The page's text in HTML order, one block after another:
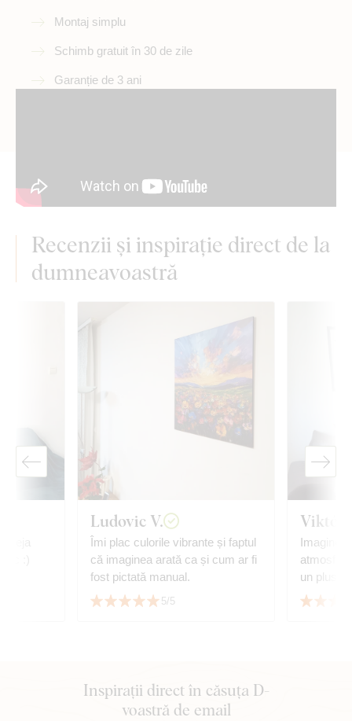
Montaj simplu
Schimb gratuit în 30 de zile
Garanție de 3 ani
Recenzii și inspirație direct de la
dumneavoastră
Ludovic V.
Îmi plac culorile vibrante și faptul
că imaginea arată ca și cum ar fi
fost pictată manual.
5/5
Imaginea
un plus
foarte
serviciu.
Inspirații direct în căsuța D-
voastră de email